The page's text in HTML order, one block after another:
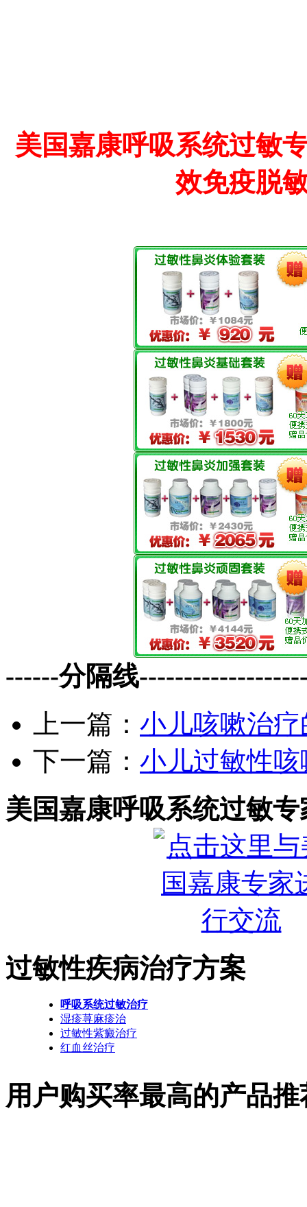
美国嘉康呼吸系统过敏
效免疫脱
------分隔线
上一篇： 小儿咳嗽治
下一篇： 小儿过敏性
美国嘉康呼吸系统过敏
过敏性疾病治疗方案
呼吸系统过敏治疗
湿疹荨麻疹治
过敏性紫癜治疗
红血丝治疗
用户购买率最高的产品推